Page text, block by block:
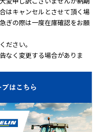
はキャンセルとさせて頂く場
ぎの際は一度在庫確認をお願
さい。
なく変更する場合がありま